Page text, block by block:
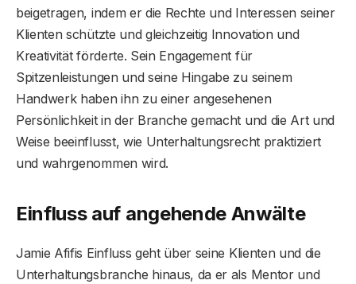
beigetragen, indem er die Rechte und Interessen seiner
Klienten schützte und gleichzeitig Innovation und
Kreativität förderte. Sein Engagement für
Spitzenleistungen und seine Hingabe zu seinem
Handwerk haben ihn zu einer angesehenen
Persönlichkeit in der Branche gemacht und die Art und
Weise beeinflusst, wie Unterhaltungsrecht praktiziert
und wahrgenommen wird.
Einfluss auf angehende Anwälte
Jamie Afifis Einfluss geht über seine Klienten und die
Unterhaltungsbranche hinaus, da er als Mentor und